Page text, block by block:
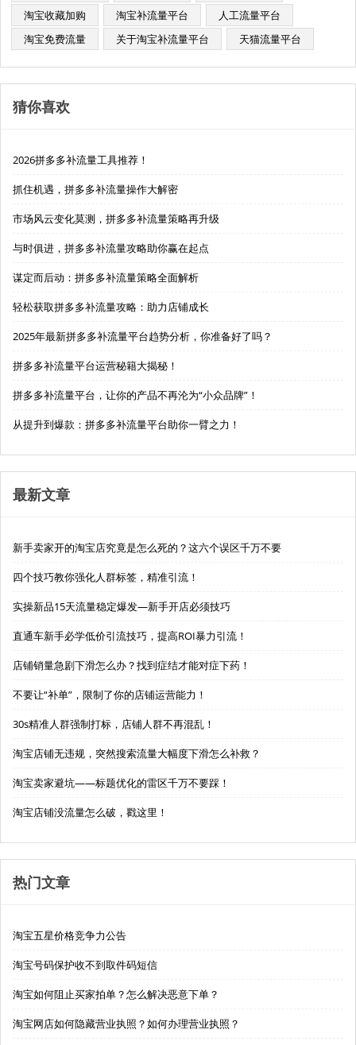
淘宝收藏加购
淘宝补流量平台
人工流量平台
淘宝免费流量
关于淘宝补流量平台 天猫流量平台
猜你喜欢
2026拼多多补流量工具推荐！
抓住机遇，拼多多补流量操作大解密
市场风云变化莫测，拼多多补流量策略再升级
与时俱进，拼多多补流量攻略助你赢在起点
谋定而后动：拼多多补流量策略全面解析
轻松获取拼多多补流量攻略：助力店铺成长
2025年最新拼多多补流量平台趋势分析，你准备好了吗？
拼多多补流量平台运营秘籍大揭秘！
拼多多补流量平台，让你的产品不再沦为“小众品牌”！
从提升到爆款：拼多多补流量平台助你一臂之力！
最新文章
新手卖家开的淘宝店究竟是怎么死的？这六个误区千万不要
四个技巧教你强化人群标签，精准引流！
实操新品15天流量稳定爆发—新手开店必须技巧
直通车新手必学低价引流技巧，提高ROI暴力引流！
店铺销量急剧下滑怎么办？找到症结才能对症下药！
不要让“补单”，限制了你的店铺运营能力！
30s精准人群强制打标，店铺人群不再混乱！
淘宝店铺无违规，突然搜索流量大幅度下滑怎么补救？
淘宝卖家避坑——标题优化的雷区千万不要踩！
淘宝店铺没流量怎么破，戳这里！
热门文章
淘宝五星价格竞争力公告
淘宝号码保护收不到取件码短信
淘宝如何阻止买家拍单？怎么解决恶意下单？
淘宝网店如何隐藏营业执照？如何办理营业执照？